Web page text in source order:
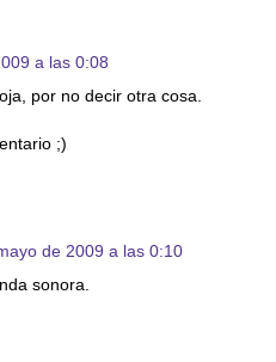
a las 0:08
por no decir otra cosa.
;)
de 2009 a las 0:10
sonora.